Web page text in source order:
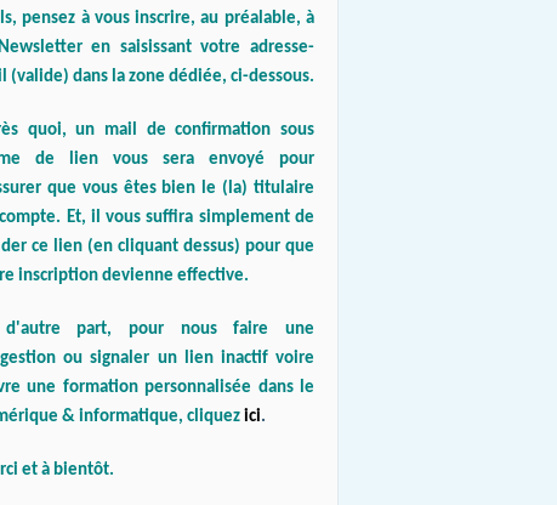
pensez à vous inscrire, au préalable, à
en saisissant votre adresse-
(valide) dans la zone dédiée, ci-dessous.
quoi, un mail de confirmation sous
de lien vous sera envoyé pour
que vous êtes bien le (la) titulaire
Et, il vous suffira simplement de
ce lien (en cliquant dessus) pour que
inscription devienne effective.
d'autre part, pour nous faire une
ou signaler un lien inactif voire
une formation personnalisée dans le
& informatique, cliquez ici.
et à bientôt.